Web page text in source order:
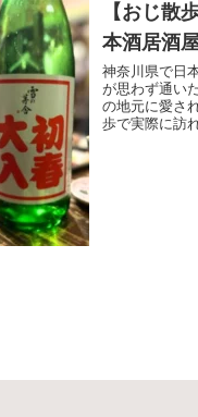
【おじ散
本酒居酒
神奈川県で日
が思わず通い
の地元に愛さ
歩で実際に訪